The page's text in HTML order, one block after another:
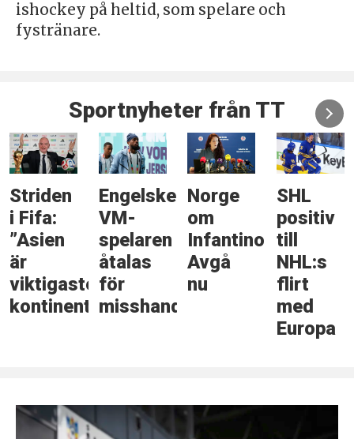
ishockey på heltid, som spelare och
fystränare.
Sportnyheter från TT
Striden
i Fifa:
”Asien
är
viktigaste
kontinenten”
Engelske
VM-
spelaren
åtalas
för
misshandel
Norge
om
Infantino:
Avgå
nu
SHL
positiv
till
NHL:s
flirt
med
Europa